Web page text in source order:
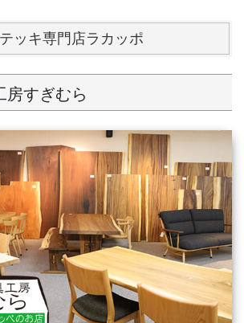
ッキ専門店ラカッポ
房すぎむら